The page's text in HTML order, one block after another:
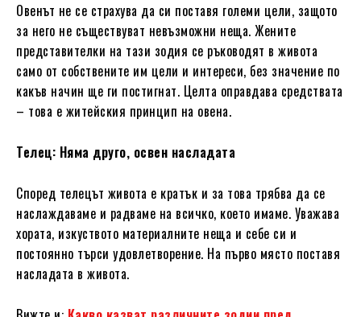
Овенът не се страхува да си поставя големи цели, защото
за него не съществуват невъзможни неща. Жените
представителки на тази зодия се ръководят в живота
само от собствените им цели и интереси, без значение по
какъв начин ще ги постигнат. Целта оправдава средствата
– това е житейския принцип на овена.
Телец: Няма друго, освен насладата
Според телецът живота е кратък и за това трябва да се
наслаждаваме и радваме на всичко, което имаме. Уважава
хората, изкуството материалните неща и себе си и
постоянно търси удовлетворение. На първо място поставя
насладата в живота.